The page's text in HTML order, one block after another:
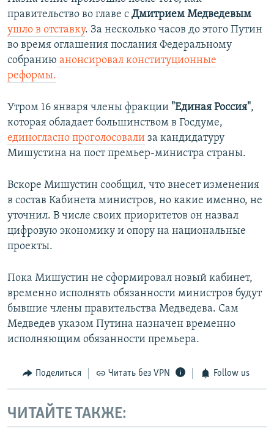
правительство во главе с Дмитрием Медведевым
ушло в отставку. За несколько часов до этого Путин
во время оглашения послания Федеральному
собранию анонсировал конституционные
реформы.
Утром 16 января члены фракции "Единая Россия",
которая обладает большинством в Госдуме,
единогласно проголосовали за кандидатуру
Мишустина на пост премьер-министра страны.
Вскоре Мишустин сообщил, что внесет изменения
в состав Кабинета министров, но какие именно, не
уточнил. В числе своих приоритетов он назвал
цифровую экономику и опору на национальные
проекты.
Пока Мишустин не сформировал новый кабинет,
временно исполнять обязанности министров будут
бывшие члены правительства Медведева. Сам
Медведев указом Путина назначен временно
исполняющим обязанности премьера.
Поделиться Читать без VPN Follow us
ЧИТАЙТЕ ТАКЖЕ: